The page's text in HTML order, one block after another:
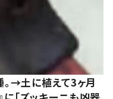
。→土に植えて3ヶ月